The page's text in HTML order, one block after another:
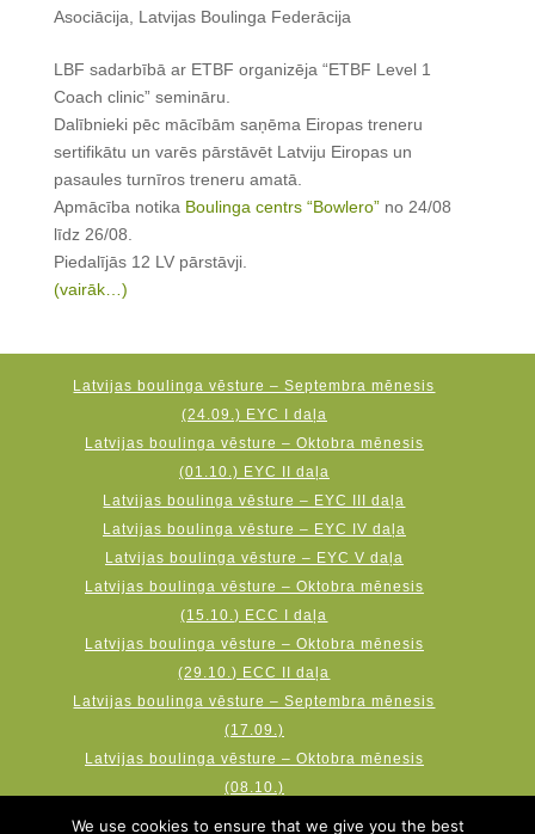
Asociācija
Latvijas Boulinga Federācija
LBF sadarbībā ar ETBF organizēja “ETBF Level 1
Coach clinic” semināru.
Dalībnieki pēc mācībām saņēma Eiropas treneru
sertifikātu un varēs pārstāvēt Latviju Eiropas un
pasaules turnīros treneru amatā.
Apmācība notika Boulinga centrs “Bowlero”no 24/08
līdz 26/08.
Piedalījās 12 LV pārstāvji.
(vairāk…)
Latvijas boulinga vēsture – Septembra mēnesis
(24.09.) EYC I daļa
Latvijas boulinga vēsture – Oktobra mēnesis
(01.10.) EYC II daļa
Latvijas boulinga vēsture – EYC III daļa
Latvijas boulinga vēsture – EYC IV daļa
Latvijas boulinga vēsture – EYC V daļa
Latvijas boulinga vēsture – Oktobra mēnesis
(15.10.) ECC I daļa
Latvijas boulinga vēsture – Oktobra mēnesis
(29.10.) ECC II daļa
Latvijas boulinga vēsture – Septembra mēnesis
(17.09.)
Latvijas boulinga vēsture – Oktobra mēnesis
(08.10.)
Latvijas boulinga vēsture – Novembra mēnesis
We use cookies to ensure that we give you the best